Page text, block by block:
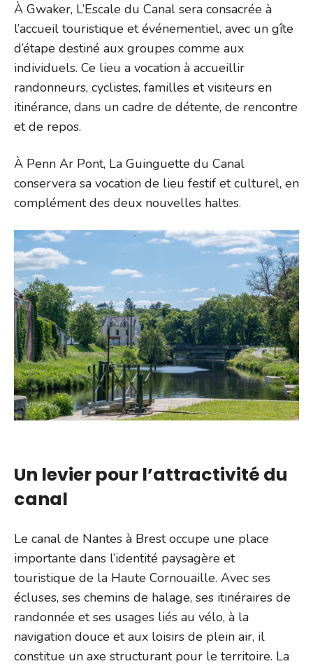
À Gwaker, L’Escale du Canal sera consacrée à
l’accueil touristique et événementiel, avec un gîte
d’étape destiné aux groupes comme aux
individuels. Ce lieu a vocation à accueillir
randonneurs, cyclistes, familles et visiteurs en
itinérance, dans un cadre de détente, de rencontre
et de repos.
À Penn Ar Pont, La Guinguette du Canal
conservera sa vocation de lieu festif et culturel, en
complément des deux nouvelles haltes.
Un levier pour l’attractivité du
canal
Le canal de Nantes à Brest occupe une place
importante dans l’identité paysagère et
touristique de la Haute Cornouaille. Avec ses
écluses, ses chemins de halage, ses itinéraires de
randonnée et ses usages liés au vélo, à la
navigation douce et aux loisirs de plein air, il
constitue un axe structurant pour le territoire. La